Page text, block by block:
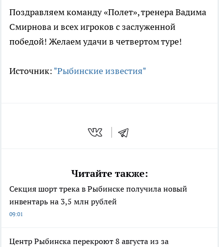
Поздравляем команду «Полет», тренера Вадима
Смирнова и всех игроков с заслуженной
победой! Желаем удачи в четвертом туре!
Источник: "Рыбинские известия"
Читайте также:
Секция шорт трека в Рыбинске получила новый
инвентарь на 3,5 млн рублей
09:01
Центр Рыбинска перекроют 8 августа из за